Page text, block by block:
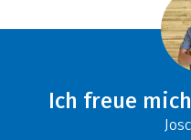
Ich freue